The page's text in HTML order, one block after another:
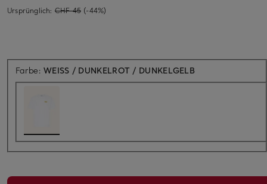
Ursprünglich: CHF 45 (-44%)
Farbe:WEISS / DUNKELROT / DUNKELGELB